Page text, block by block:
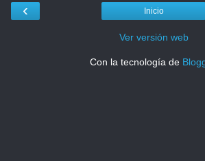
‹ Inicio
Ver versión web
Con la tecnología de